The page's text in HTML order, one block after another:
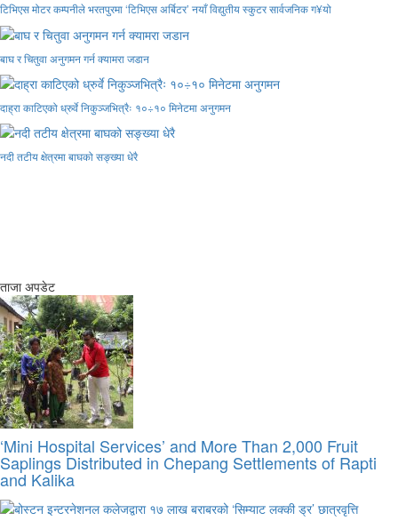
टिभिएस मोटर कम्पनीले भरतपुरमा ‘टिभिएस अर्बिटर’ नयाँ विद्युतीय स्कुटर सार्वजनिक ग¥यो
बाघ र चितुवा अनुगमन गर्न क्यामरा जडान
दाह्रा काटिएको ध्रुर्वे निकुञ्जभित्रैः १०÷१० मिनेटमा अनुगमन
नदी तटीय क्षेत्रमा बाघको सङ्ख्या धेरै
ताजा अपडेट
‘Mini Hospital Services’ and More Than 2,000 Fruit
Saplings Distributed in Chepang Settlements of Rapti
and Kalika